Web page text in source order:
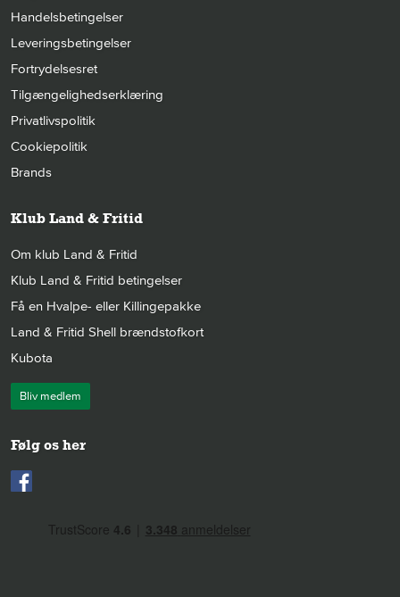
Handelsbetingelser
Leveringsbetingelser
Fortrydelsesret
Tilgængelighedserklæring
Privatlivspolitik
Cookiepolitik
Brands
Klub Land & Fritid
Om klub Land & Fritid
Klub Land & Fritid betingelser
Få en Hvalpe- eller Killingepakke
Land & Fritid Shell brændstofkort
Kubota
Bliv medlem
Følg os her